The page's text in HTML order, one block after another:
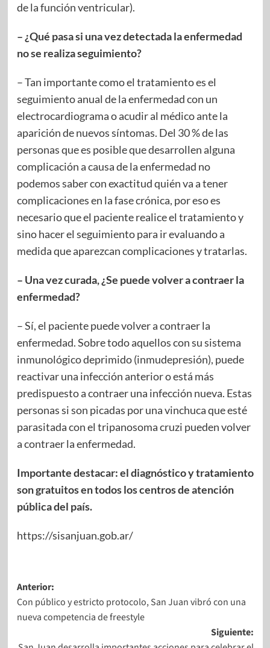
de la función ventricular).
– ¿Qué pasa si una vez detectada la enfermedad
no se realiza seguimiento?
– Tan importante como el tratamiento es el
seguimiento anual de la enfermedad con un
electrocardiograma o acudir al médico ante la
aparición de nuevos síntomas. Del 30 % de las
personas que es posible que desarrollen alguna
complicación a causa de la enfermedad no
podemos saber con exactitud quién va a tener
complicaciones en la fase crónica, por eso es
necesario que el paciente realice el tratamiento y
sino hacer el seguimiento para ir evaluando a
medida que aparezcan complicaciones y tratarlas.
– Una vez curada, ¿Se puede volver a contraer la
enfermedad?
– Sí, el paciente puede volver a contraer la
enfermedad. Sobre todo aquellos con su sistema
inmunológico deprimido (inmudepresión), puede
reactivar una infección anterior o está más
predispuesto a contraer una infección nueva. Estas
personas si son picadas por una vinchuca que esté
parasitada con el tripanosoma cruzi pueden volver
a contraer la enfermedad.
Importante destacar:el diagnóstico y tratamiento
son gratuitos en todos los centros de atención
pública del país.
https://sisanjuan.gob.ar/
Anterior:
Con público y estricto protocolo, San Juan vibró con una
nueva competencia de freestyle
Siguiente: